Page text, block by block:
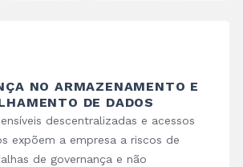
NO ARMAZENAMENTO E
DE DADOS
descentralizadas e acessos
expõem a empresa a riscos de
de governança e não